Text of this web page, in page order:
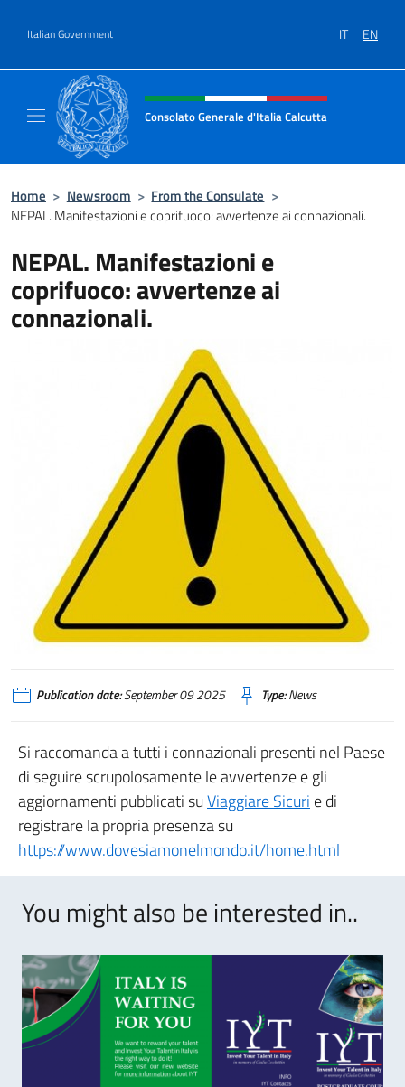
Italian Government IT EN
Header, social and menu of site
Consolato Generale d'Italia Calcutta
Home > Newsroom > From the Consulate >
NEPAL. Manifestazioni e coprifuoco: avvertenze ai connazionali.
NEPAL. Manifestazioni e
coprifuoco: avvertenze ai
connazionali.
Publication date:September 09 2025 Type:News
Si raccomanda a tutti i connazionali presenti nel Paese
di seguire scrupolosamente le avvertenze e gli
aggiornamenti pubblicati suViaggiare Sicuri e di
registrare la propria presenza su
https://www.dovesiamonelmondo.it/home.html
You might also be interested in..